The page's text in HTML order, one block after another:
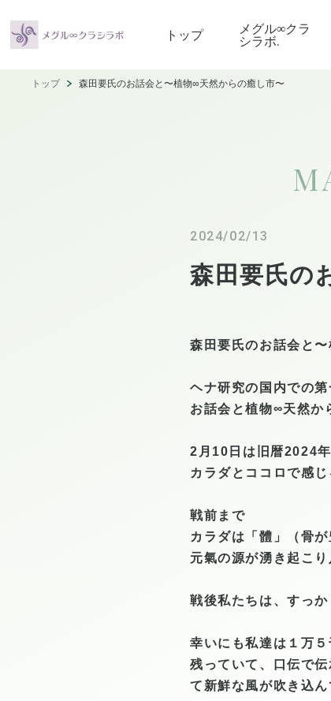
トップ メグル∞クラ
シラボ.
トップ 森田要氏のお話会と〜植物∞天然からの癒し市〜
2024/02/13
森田要氏の
森田要氏のお話会と
ヘナ研究の国内での
お話会と植物∞天然か
2月10日は旧暦2024年
カラダとココロで感
戦前まで
カラダは「體」（骨
元氣の源が湧き起こ
戦後私たちは、すっ
幸いにも私達は１万５
残っていて、
口伝で
て新鮮な風が吹き込